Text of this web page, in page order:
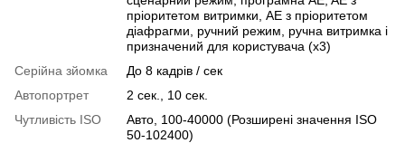
пріоритетом витримки, AE з пріоритетом
діафрагми, ручний режим, ручна витримка і
призначений для користувача (x3)
Серійна зйомка
До 8 кадрів / сек
Автопортрет
2 сек., 10 сек.
Чутливість ISO
Авто, 100-40000 (Розширені значення ISO
50-102400)